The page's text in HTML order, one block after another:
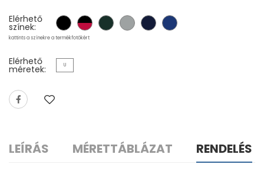
Elérhető
színek:
kattints a színekre a termékfotókért
Elérhető
méretek: U
LEÍRÁS MÉRETTÁBLÁZAT RENDELÉS